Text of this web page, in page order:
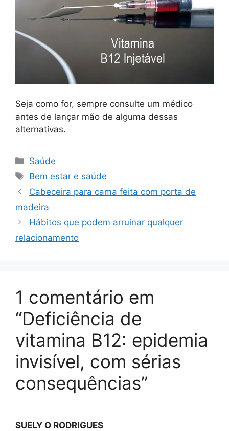
Seja como for, sempre consulte um médico
antes de lançar mão de alguma dessas
alternativas.
Categorias
Saúde
Tags
Bem estar e saúde
Cabeceira para cama feita com porta de
madeira
Hábitos que podem arruinar qualquer
relacionamento
1 comentário em
“Deficiência de
vitamina B12: epidemia
invisível, com sérias
consequências”
SUELY O RODRIGUES